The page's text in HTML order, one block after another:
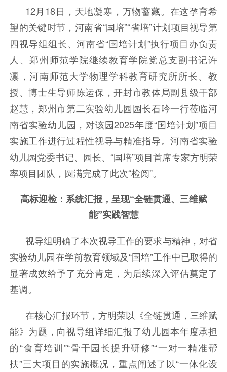
12月18日，天地凝寒，万物蓄藏。在这孕育希
望的关键时节，河南省“国培”“省培”计划项目视导第
四视导组组长、河南省“国培计划”执行项目办负责
人、郑州师范学院继续教育学院党总支副书记许
凛，河南师范大学物理学科教育研究所所长、教
授、博士生导师陈运保，开封市教体局副县级干部
赵慧，郑州市第二实验幼儿园园长石吟一行莅临河
南省实验幼儿园，对该园2025年度“国培计划”项目
实施工作进行过程性视导与精准指导。河南省实验
幼儿园党委书记、园长、“国培”项目首席专家方明荣
率项目团队，圆满完成了此次“检阅”。
高标迎检：系统汇报，呈现“全链贯通、三维赋
能”实践智慧
视导组明确了本次视导工作的要求与精神，对省
实验幼儿园在学前教育领域及“国培”工作中已取得的
显著成效给予了充分肯定，为后续深入评估奠定了
基调。
在核心汇报环节，方明荣以《全链贯通，三维赋
能》为题，向视导组详细汇报了幼儿园本年度承担
的“食育培训”“骨干园长提升研修”“一对一精准帮
扶”三大项目的实施概况，重点阐述了以“一体化设